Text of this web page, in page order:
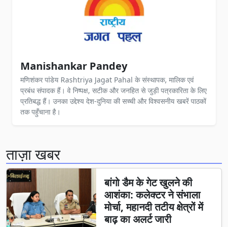
Manishankar Pandey
मणिशंकर पांडेय Rashtriya Jagat Pahal के संस्थापक, मालिक एवं
प्रबंध संपादक हैं। वे निष्पक्ष, सटीक और जनहित से जुड़ी पत्रकारिता के लिए
प्रतिबद्ध हैं। उनका उद्देश्य देश-दुनिया की सच्ची और विश्वसनीय खबरें पाठकों
तक पहुँचाना है।
ताज़ा खबर
बांगो डैम के गेट खुलने की
आशंका: कलेक्टर ने संभाला
मोर्चा, महानदी तटीय क्षेत्रों में
बाढ़ का अलर्ट जारी